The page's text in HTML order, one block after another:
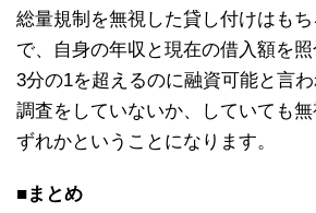
総量規制を無視した貸し付けはも
で、自身の年収と現在の借入額を照
3分の1を超えるのに融資可能と言
調査をしていないか、していても
ずれかということになります。
■まとめ